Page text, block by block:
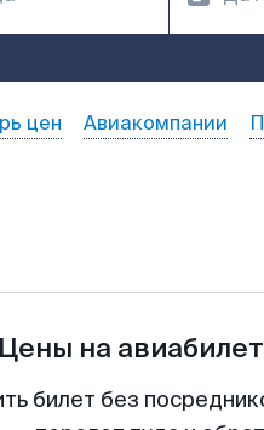
цен Авиакомпании
Цены на
билет без